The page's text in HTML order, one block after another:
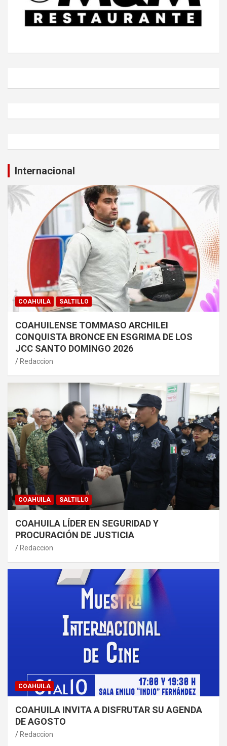
Internacional
COAHUILA SALTILLO
COAHUILENSE TOMMASO ARCHILEI
CONQUISTA BRONCE EN ESGRIMA DE LOS
JCC SANTO DOMINGO 2026
Redaccion
COAHUILA SALTILLO
COAHUILA LÍDER EN SEGURIDAD Y
PROCURACIÓN DE JUSTICIA
Redaccion
COAHUILA
COAHUILA INVITA A DISFRUTAR SU AGENDA
DE AGOSTO
Redaccion